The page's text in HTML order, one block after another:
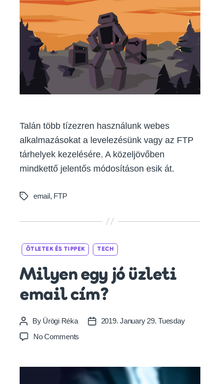
frissítés
Talán több tízezren használunk webes
alkalmazásokat a levelezésünk vagy az FTP
tárhelyek kezelésére. A közeljövőben
mindkettő jelentős módosításon esik át.
Tagsemail, FTP
Categories
ÖTLETEK ÉS TIPPEK TECH
Milyen egy jó üzleti
email cím?
Post
author
By Ürögi Réka
Post2019. January 29. Tuesday
No Comments
jó
üzleti